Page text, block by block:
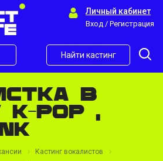
Личный кабинет
Вход / Регистрация
Найти кастинг
в
k-pop ,
Кастинг вокалистов